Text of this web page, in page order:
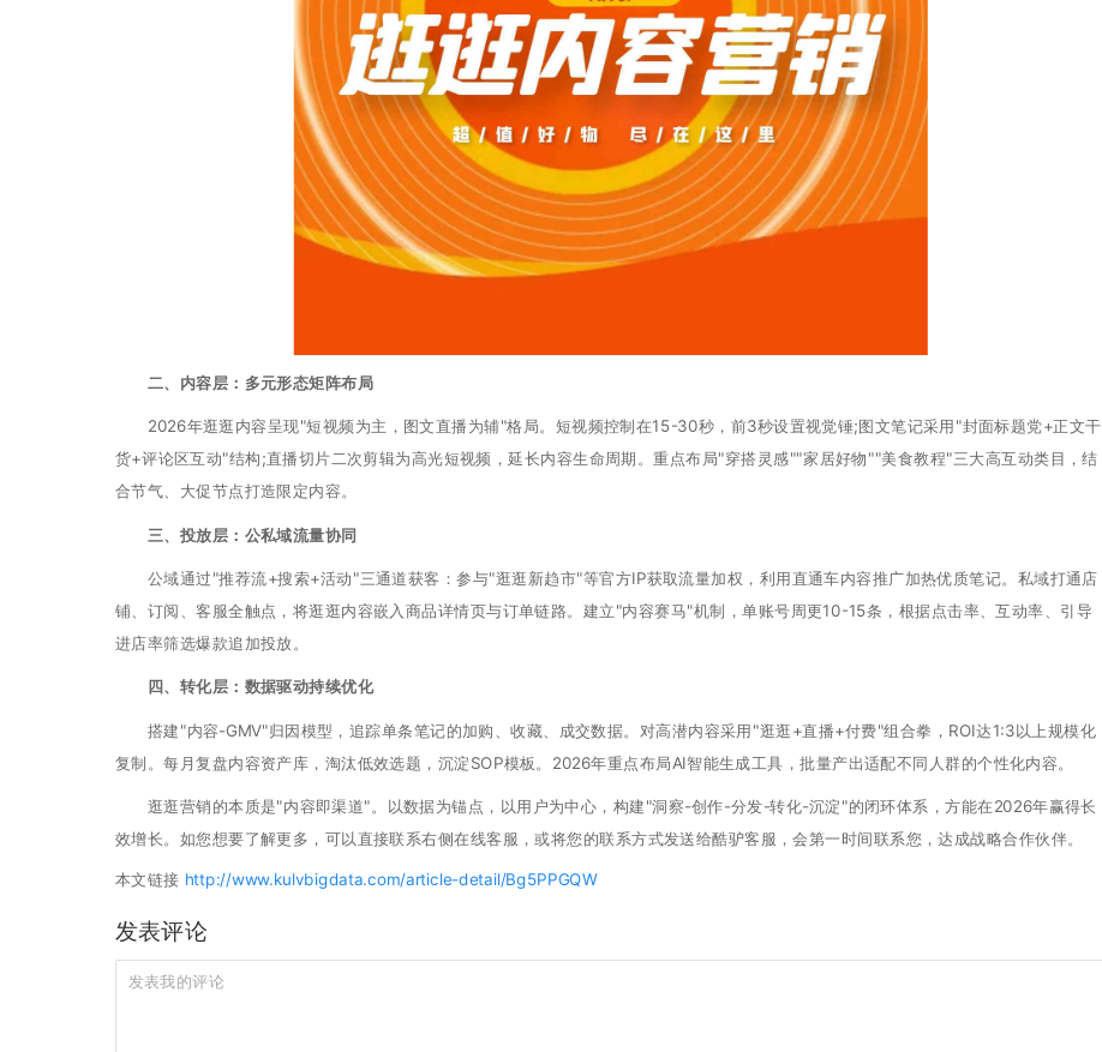
二、内容层：多元形态矩阵布局
2026年逛逛内容呈现"短视频为主，图文直播为辅"格局。短视频控制在15-30秒，前3秒设置视觉锤;图文笔记采用"封面标题党+正文干
货+评论区互动"结构;直播切片二次剪辑为高光短视频，延长内容生命周期。重点布局"穿搭灵感""家居好物""美食教程"三大高互动类目，结
合节气、大促节点打造限定内容。
三、投放层：公私域流量协同
公域通过"推荐流+搜索+活动"三通道获客：参与"逛逛新趋市"等官方IP获取流量加权，利用直通车内容推广加热优质笔记。私域打通店
铺、订阅、客服全触点，将逛逛内容嵌入商品详情页与订单链路。建立"内容赛马"机制，单账号周更10-15条，根据点击率、互动率、引导
进店率筛选爆款追加投放。
四、转化层：数据驱动持续优化
搭建"内容-GMV"归因模型，追踪单条笔记的加购、收藏、成交数据。对高潜内容采用"逛逛+直播+付费"组合拳，ROI达1:3以上规模化
复制。每月复盘内容资产库，淘汰低效选题，沉淀SOP模板。2026年重点布局AI智能生成工具，批量产出适配不同人群的个性化内容。
逛逛营销的本质是"内容即渠道"。以数据为锚点，以用户为中心，构建"洞察-创作-分发-转化-沉淀"的闭环体系，方能在2026年赢得长
效增长。如您想要了解更多，可以直接联系右侧在线客服，或将您的联系方式发送给酷驴客服，会第一时间联系您，达成战略合作伙伴。
本文链接 http://www.kulvbigdata.com/article-detail/Bg5PPGQW
发表评论